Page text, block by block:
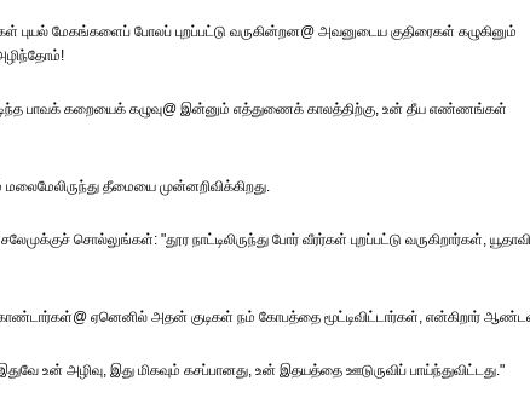
மேகங்களைப் போலப் புறப்பட்டு வருகின்றன@ அவனுடைய குதிரைகள் கழுகினும்
பாவக் கறையைக் கழுவு@ இன்னும் எத்துணைக் காலத்திற்கு, உன் தீய எண்ணங்கள்
மலைமேலிருந்து தீமையை முன்னறிவிக்கிறது.
சொல்லுங்கள்: "தூர நாட்டிலிருந்து போர் வீரர்கள் புறப்பட்டு வருகிறார்கள்,
ஏனெனில் அதன் குடிகள் நம் கோபத்தை மூட்டிவிட்டார்கள், என்கிறார்
உன் அழிவு, இது மிகவும் கசப்பானது, உன் இதயத்தை ஊடுருவிப் பாய்ந்துவிட்டது."